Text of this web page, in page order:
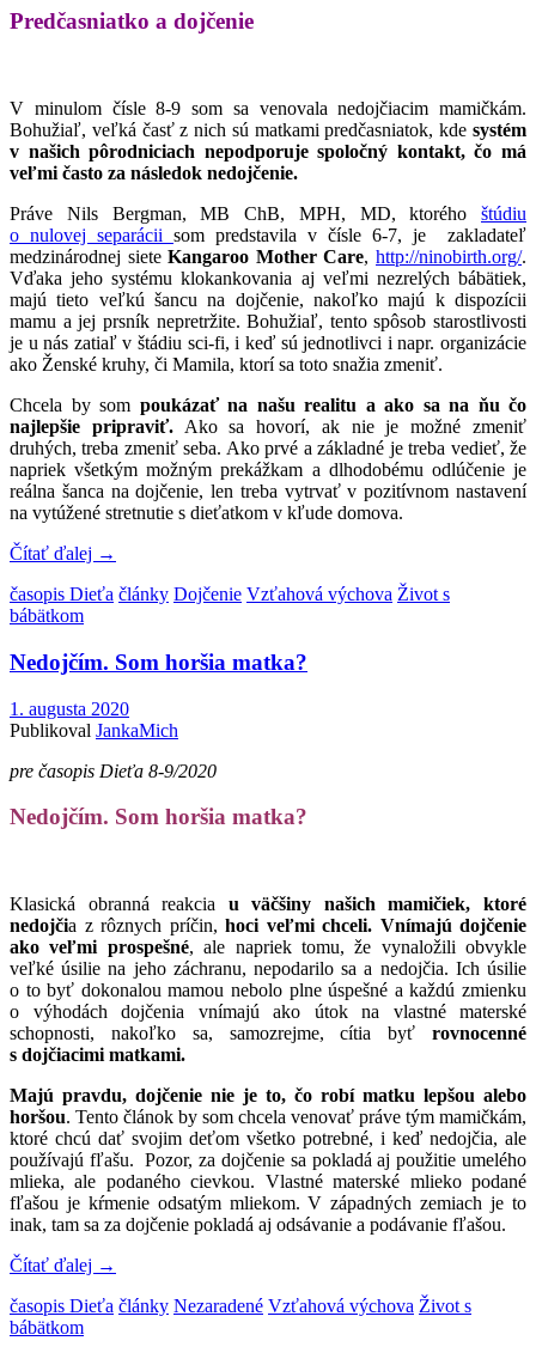
Predčasniatko a dojčenie
V minulom čísle 8-9 som sa venovala nedojčiacim mamičkám.
Bohužiaľ, veľká časť z nich sú matkami predčasniatok, kde systém
v našich pôrodniciach nepodporuje spoločný kontakt, čo má
veľmi často za následok nedojčenie.
Práve Nils Bergman, MB ChB, MPH, MD, ktorého štúdiu
o nulovej separácii som predstavila v čísle 6-7, je zakladateľ
medzinárodnej sieteKangaroo Mother Care,http://ninobirth.org/.
Vďaka jeho systému klokankovania aj veľmi nezrelých bábätiek,
majú tieto veľkú šancu na dojčenie, nakoľko majú k dispozícii
mamu a jej prsník nepretržite. Bohužiaľ, tento spôsob starostlivosti
je u nás zatiaľ v štádiu sci-fi, i keď sú jednotlivci i napr. organizácie
ako Ženské kruhy, či Mamila, ktorí sa toto snažia zmeniť.
Chcela by som poukázať na našu realitu a ako sa na ňu čo
najlepšie pripraviť.Ako sa hovorí, ak nie je možné zmeniť
druhých, treba zmeniť seba. Ako prvé a základné je treba vedieť, že
napriek všetkým možným prekážkam a dlhodobému odlúčenie je
reálna šanca na dojčenie, len treba vytrvať v pozitívnom nastavení
na vytúžené stretnutie s dieťatkom v kľude domova.
Čítať ďalej →
časopis Dieťa články Dojčenie Vzťahová výchova Život s
bábätkom
Nedojčím. Som horšia matka?
1. augusta 2020
Publikoval JankaMich
pre časopis Dieťa 8-9/2020
Nedojčím. Som horšia matka?
Klasická obranná reakcia u väčšiny našich mamičiek, ktoré
nedojčia z rôznych príčin, hoci veľmi chceli. Vnímajú dojčenie
ako veľmi prospešné, ale napriek tomu, že vynaložili obvykle
veľké úsilie na jeho záchranu, nepodarilo sa a nedojčia. Ich úsilie
o to byť dokonalou mamou nebolo plne úspešné a každú zmienku
o výhodách dojčenia vnímajú ako útok na vlastné materské
schopnosti, nakoľko sa, samozrejme, cítia byť rovnocenné
s dojčiacimi matkami.
Majú pravdu, dojčenie nie je to, čo robí matku lepšou alebo
horšou. Tento článok by som chcela venovať práve tým mamičkám,
ktoré chcú dať svojim deťom všetko potrebné, i keď nedojčia, ale
používajú fľašu. Pozor, za dojčenie sa pokladá aj použitie umelého
mlieka, ale podaného cievkou. Vlastné materské mlieko podané
fľašou je kŕmenie odsatým mliekom. V západných zemiach je to
inak, tam sa za dojčenie pokladá aj odsávanie a podávanie fľašou.
Čítať ďalej →
časopis Dieťa články Nezaradené Vzťahová výchova Život s
bábätkom